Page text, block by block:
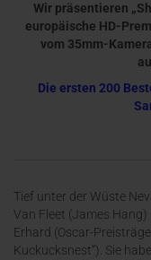
Wir präsentieren
europäische HD-
vom 35mm-
Die ersten 200
Tief unter der Wüste
Van Fleet (James Hang)
Erhard (Oscar-
Kuckucksnest“). Sie